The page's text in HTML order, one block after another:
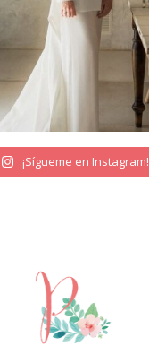
¡Sígueme en Instagram!